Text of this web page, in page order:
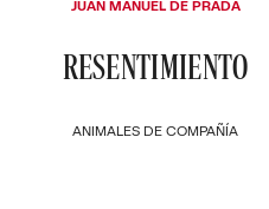
ANIMALES DE COMPAÑÍA
RESENTIMIENTO
JUAN MANUEL DE PRADA